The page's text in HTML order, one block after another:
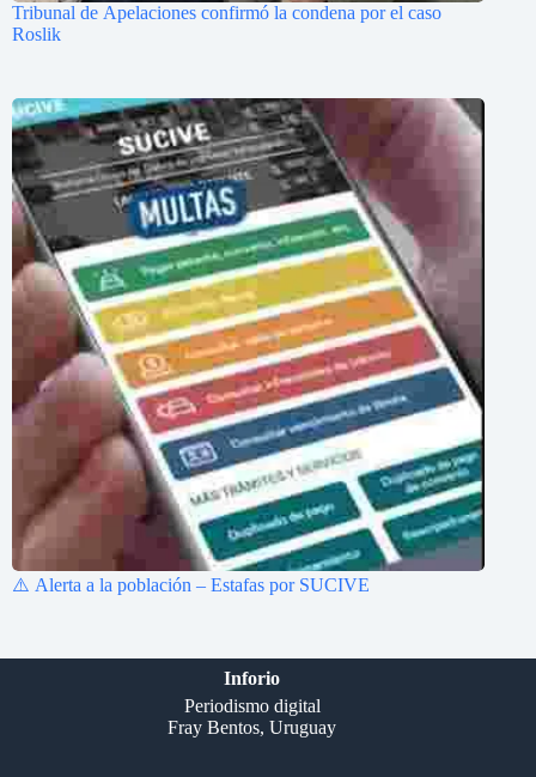
Tribunal de Apelaciones confirmó la condena por el caso
Roslik
⚠️ Alerta a la población – Estafas por SUCIVE
Inforio
Periodismo digital
Fray Bentos, Uruguay